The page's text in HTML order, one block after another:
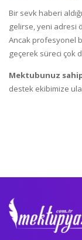
Bir sevk haberi
gelirse, yeni adresi
Ancak profesyonel
geçerek süreci çok
Mektubunuz
destek ekibimize